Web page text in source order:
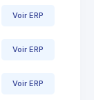
Voir ERP
Voir ERP
Voir ERP